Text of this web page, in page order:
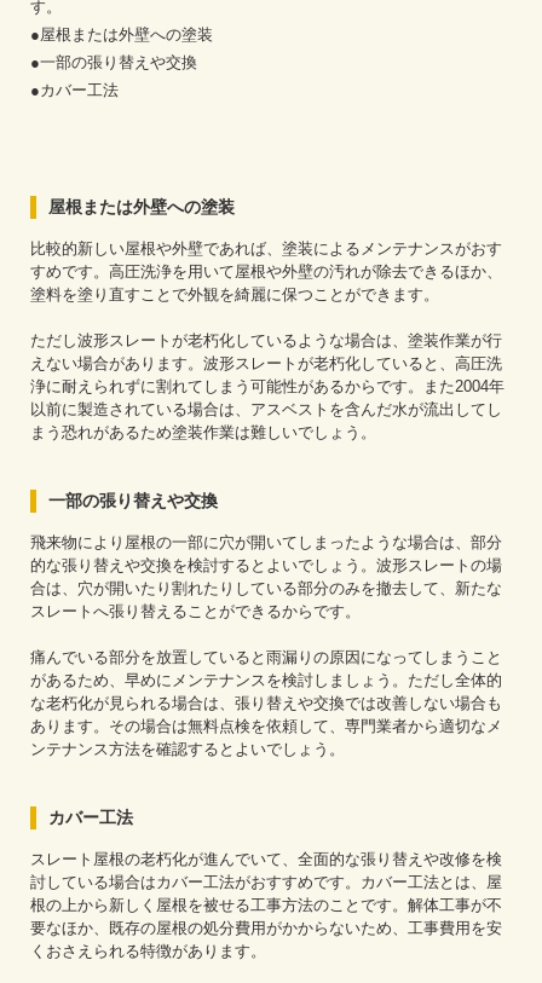
す。
●屋根または外壁への塗装
●一部の張り替えや交換
●カバー工法
屋根または外壁への塗装
比較的新しい屋根や外壁であれば、塗装によるメンテナンスがおす
すめです。高圧洗浄を用いて屋根や外壁の汚れが除去できるほか、
塗料を塗り直すことで外観を綺麗に保つことができます。
ただし波形スレートが老朽化しているような場合は、塗装作業が行
えない場合があります。波形スレートが老朽化していると、高圧洗
浄に耐えられずに割れてしまう可能性があるからです。また2004年
以前に製造されている場合は、アスベストを含んだ水が流出してし
まう恐れがあるため塗装作業は難しいでしょう。
一部の張り替えや交換
飛来物により屋根の一部に穴が開いてしまったような場合は、部分
的な張り替えや交換を検討するとよいでしょう。波形スレートの場
合は、穴が開いたり割れたりしている部分のみを撤去して、新たな
スレートへ張り替えることができるからです。
痛んでいる部分を放置していると雨漏りの原因になってしまうこと
があるため、早めにメンテナンスを検討しましょう。ただし全体的
な老朽化が見られる場合は、張り替えや交換では改善しない場合も
あります。その場合は無料点検を依頼して、専門業者から適切なメ
ンテナンス方法を確認するとよいでしょう。
カバー工法
スレート屋根の老朽化が進んでいて、全面的な張り替えや改修を検
討している場合はカバー工法がおすすめです。カバー工法とは、屋
根の上から新しく屋根を被せる工事方法のことです。解体工事が不
要なほか、既存の屋根の処分費用がかからないため、工事費用を安
くおさえられる特徴があります。